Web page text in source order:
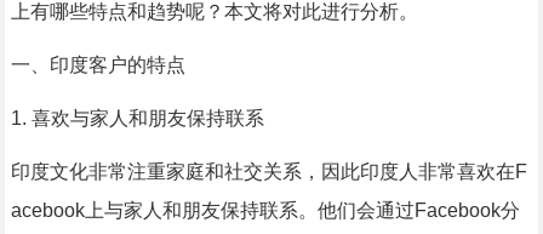
上有哪些特点和趋势呢？本文将对此进行分析。
一、印度客户的特点
1. 喜欢与家人和朋友保持联系
印度文化非常注重家庭和社交关系，因此印度人非常喜欢在F
acebook上与家人和朋友保持联系。他们会通过Facebook分